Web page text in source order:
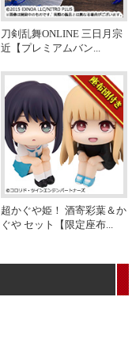
刀剣乱舞ONLINE 三日月宗
近【プレミアムバン...
超かぐや姫！ 酒寄彩葉＆か
ぐや セット【限定座布...